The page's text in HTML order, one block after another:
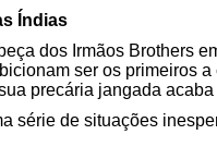
Índias
dos Irmãos Brothers
ser os primeiros
precária jangada
série de situações